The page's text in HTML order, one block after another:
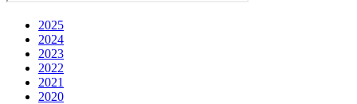
2025
2024
2023
2022
2021
2020